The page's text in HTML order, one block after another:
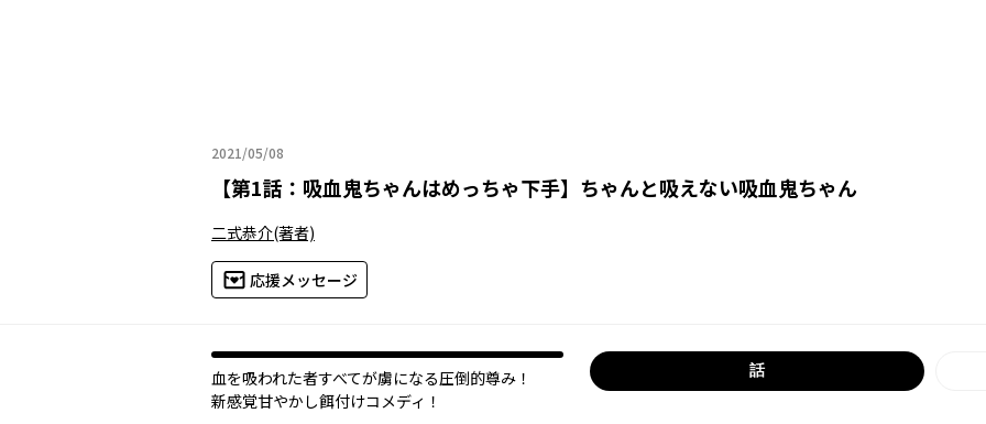
2021/05/08
2021年05月08日
【第1話：吸血鬼ちゃんはめっちゃ下手】 ちゃんと吸えない吸血鬼ちゃん
二式恭介(著者)
応援メッセージ
血を吸われた者すべてが虜になる圧倒的尊み！
新感覚甘やかし餌付けコメディ！
話